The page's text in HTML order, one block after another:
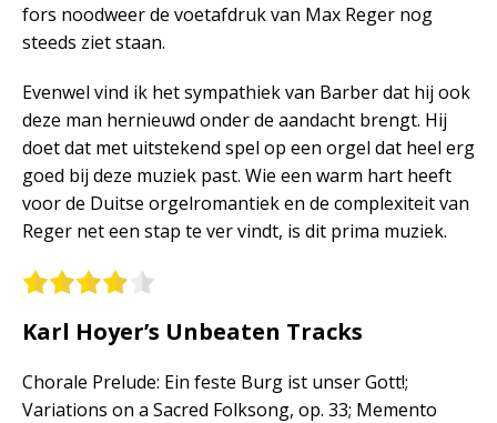
fors noodweer de voetafdruk van Max Reger nog
steeds ziet staan.
Evenwel vind ik het sympathiek van Barber dat hij ook
deze man hernieuwd onder de aandacht brengt. Hij
doet dat met uitstekend spel op een orgel dat heel erg
goed bij deze muziek past. Wie een warm hart heeft
voor de Duitse orgelromantiek en de complexiteit van
Reger net een stap te ver vindt, is dit prima muziek.
Karl Hoyer’s Unbeaten Tracks
Chorale Prelude: Ein feste Burg ist unser Gott!;
Variations on a Sacred Folksong, op. 33; Memento